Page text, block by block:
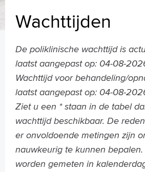
Homepage
Praktische
Specialismen
Werken en
Medewerkers
Contact
MijnASz
Wachttijden
De poliklinische wachttijd is
laatst aangepast op: 04-08-
Wachttijd voor behandeling/
laatst aangepast op: 04-08-
Ziet u een * staan in de tabel
wachttijd beschikbaar. De
er onvoldoende metingen zijn
nauwkeurig te kunnen
worden gemeten in